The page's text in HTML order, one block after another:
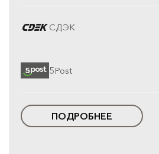
СДЭК
5Post
ПОДРОБНЕЕ